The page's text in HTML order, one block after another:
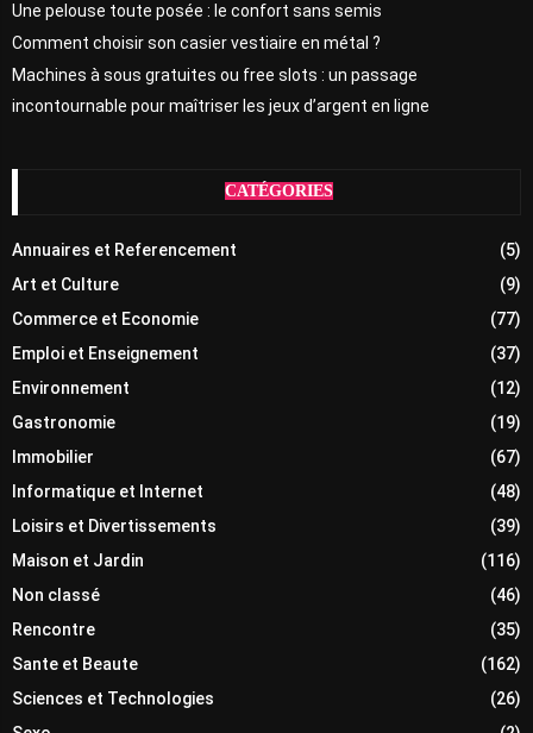
Une pelouse toute posée : le confort sans semis
Comment choisir son casier vestiaire en métal ?
Machines à sous gratuites ou free slots : un passage
incontournable pour maîtriser les jeux d’argent en ligne
CATÉGORIES
Annuaires et Referencement
(5)
Art et Culture
(9)
Commerce et Economie
(77)
Emploi et Enseignement
(37)
Environnement
(12)
Gastronomie
(19)
Immobilier
(67)
Informatique et Internet
(48)
Loisirs et Divertissements
(39)
Maison et Jardin
(116)
Non classé
(46)
Rencontre
(35)
Sante et Beaute
(162)
Sciences et Technologies
(26)